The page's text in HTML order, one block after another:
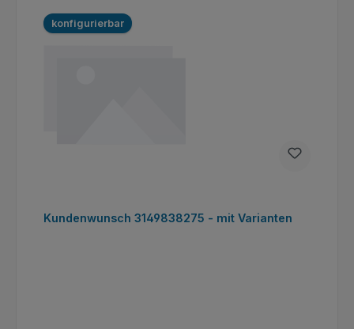
konfigurierbar
Kundenwunsch 3149838275 - mit Varianten